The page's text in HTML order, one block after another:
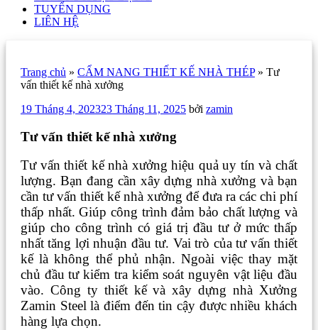
TUYỂN DỤNG
LIÊN HỆ
Trang chủ » CẨM NANG THIẾT KẾ NHÀ THÉP» Tư
vấn thiết kế nhà xưởng
Đăng
19 Tháng 4, 202323 Tháng 11, 2025 bởi zamin
Tư vấn thiết kế nhà xưởng
Tư vấn thiết kế nhà xưởng hiệu quả uy tín và chất
lượng. Bạn đang cần xây dựng nhà xưởng và bạn
cần tư vấn thiết kế nhà xưởng để đưa ra các chi phí
thấp nhất. Giúp công trình đảm bảo chất lượng và
giúp cho công trình có giá trị đầu tư ở mức thấp
nhất tăng lợi nhuận đầu tư. Vai trò của tư vấn thiết
kế là không thể phủ nhận. Ngoài việc thay mặt
chủ đầu tư kiểm tra kiểm soát nguyên vật liệu đầu
vào. Công ty thiết kế và xây dựng nhà Xưởng
Zamin Steel là điểm đến tin cậy được nhiều khách
hàng lựa chọn.